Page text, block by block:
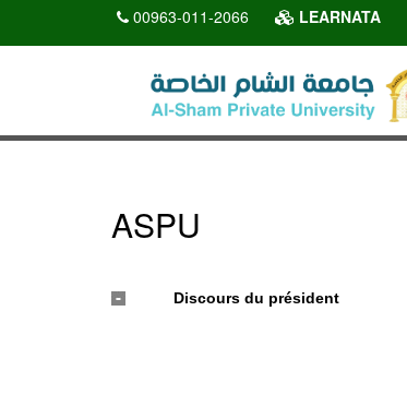
00963-011-2066 LEARNATA
ASPU
Discours du président